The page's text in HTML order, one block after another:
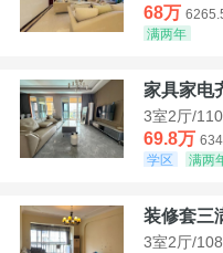
68万
满两年
家具家电
3室2厅/
69.8万
学区
满两
装修套三
3室2厅/